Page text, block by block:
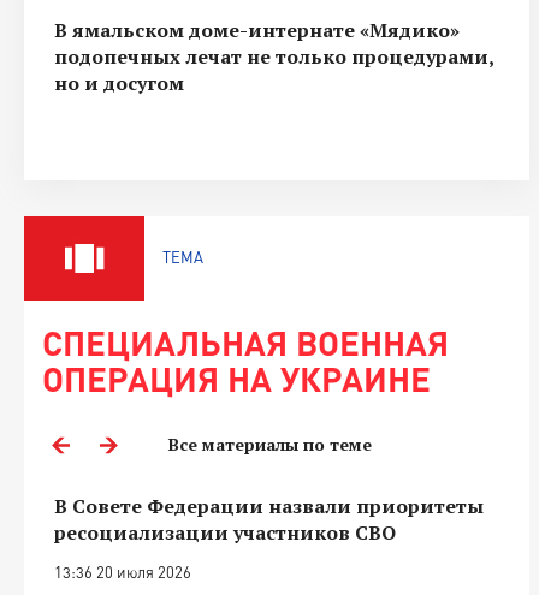
В ямальском доме-интернате «Мядико»
подопечных лечат не только процедурами,
но и досугом
ТЕМА
СПЕЦИАЛЬНАЯ ВОЕННАЯ
ОПЕРАЦИЯ НА УКРАИНЕ
Все материалы по теме
В Совете Федерации назвали приоритеты
ресоциализации участников СВО
13:36 20 июля 2026